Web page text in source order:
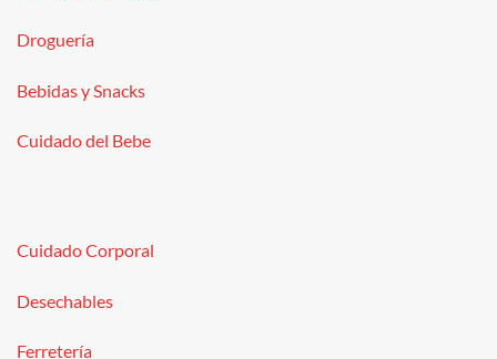
Droguería
Bebidas y Snacks
Cuidado del Bebe
Cuidado Corporal
Desechables
Ferretería